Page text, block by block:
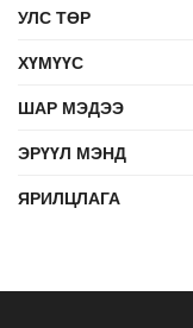
УЛС ТӨР
ХҮМҮҮС
ШАР МЭДЭЭ
ЭРҮҮЛ МЭНД
ЯРИЛЦЛАГА